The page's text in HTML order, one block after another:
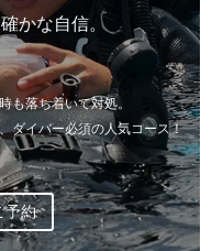
かな自信。
も落ち着いて対処。
ダイバー必須の人気コース！
予約